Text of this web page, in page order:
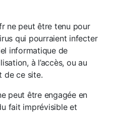
ne peut être tenu pour
qui pourraient infecter
informatique de
à l’accès, ou au
de ce site.
peut être engagée en
fait imprévisible et